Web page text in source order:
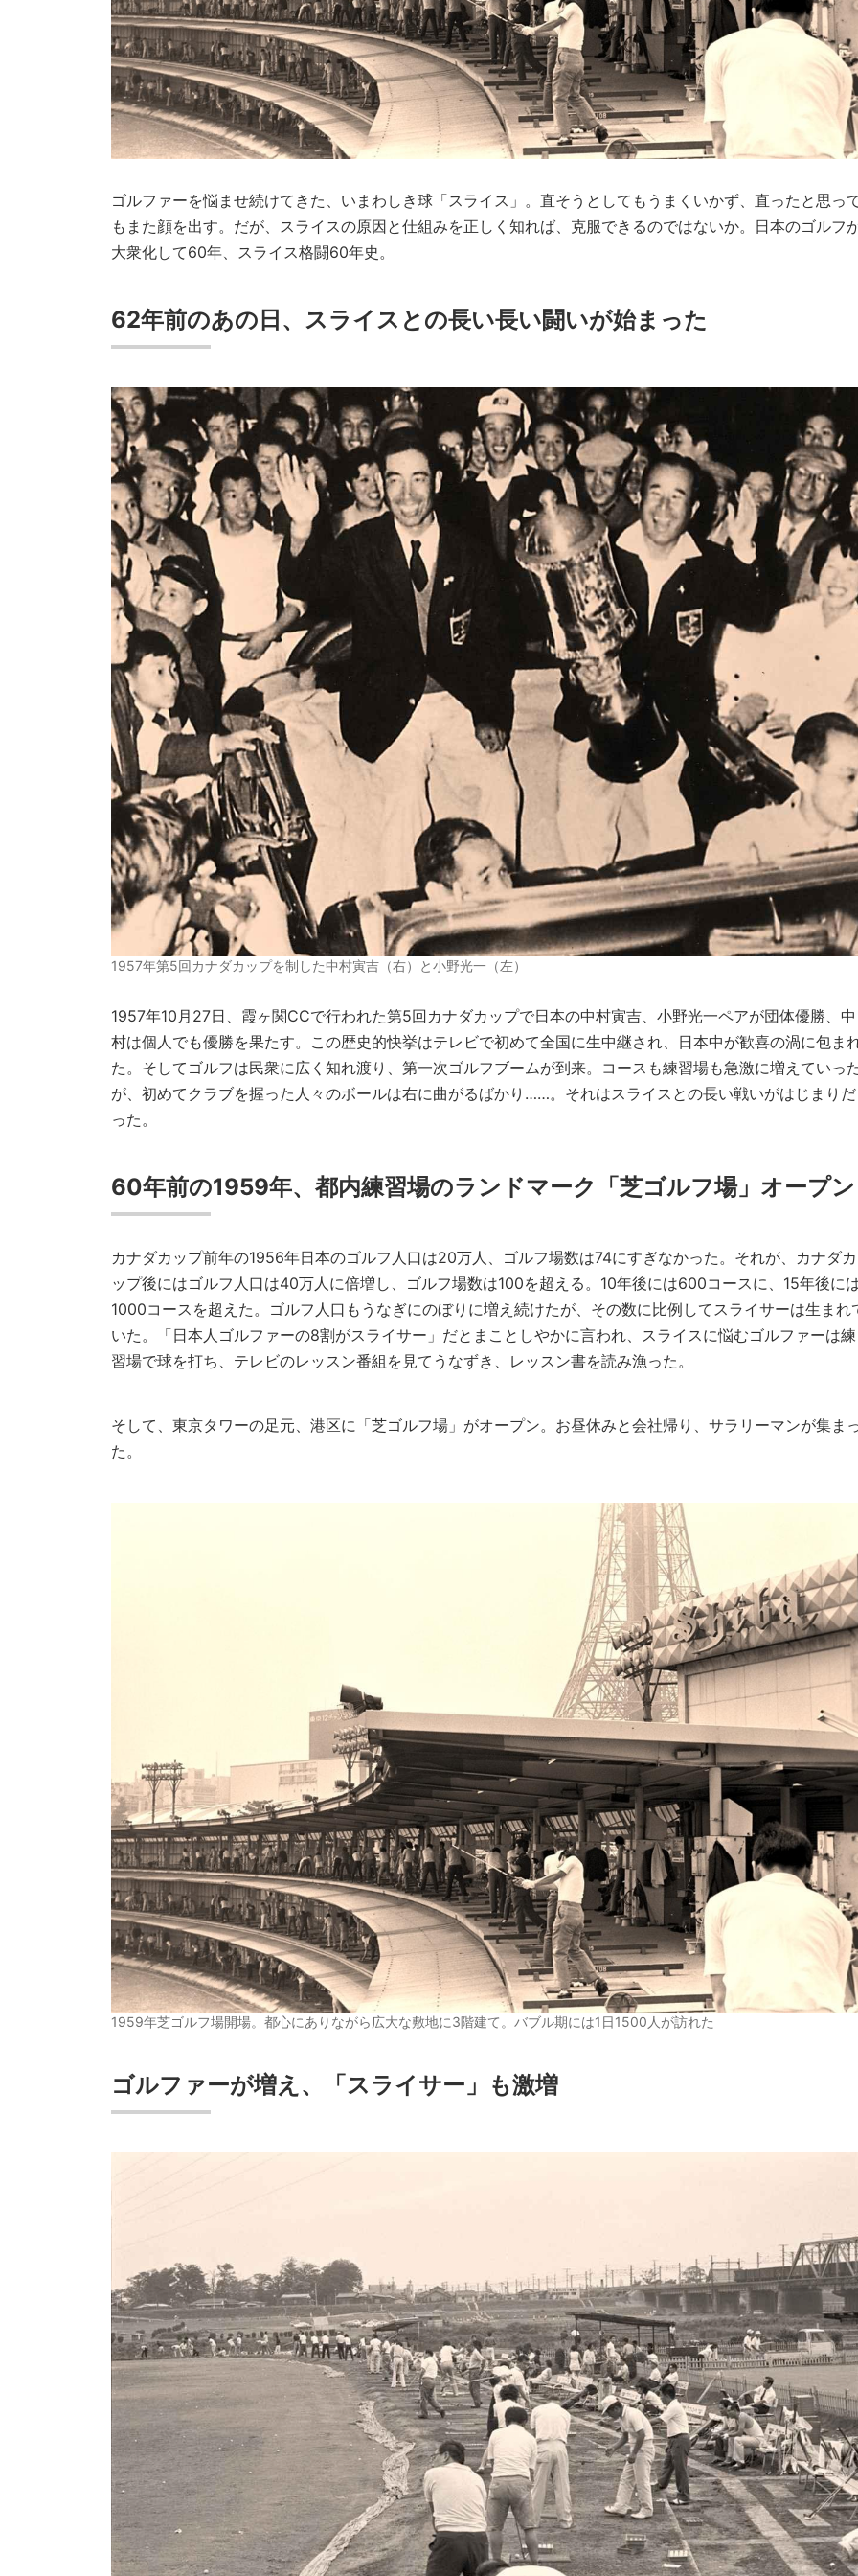
ゴルファーを悩ませ続けてきた、いまわしき球「スライス」。直そうとしてもうまくいかず、直ったと思っ
もまた顔を出す。だが、スライスの原因と仕組みを正しく知れば、克服できるのではないか。日本のゴルフ
大衆化して60年、スライス格闘60年史。
62年前のあの日、スライスとの長い長い闘いが始まった
1957年第5回カナダカップを制した中村寅吉（右）と小野光一（左）
1957年10月27日、霞ヶ関CCで行われた第5回カナダカップで日本の中村寅吉、小野光一ペアが団体優勝、中
村は個人でも優勝を果たす。この歴史的快挙はテレビで初めて全国に生中継され、日本中が歓喜の渦に包ま
た。そしてゴルフは民衆に広く知れ渡り、第一次ゴルフブームが到来。コースも練習場も急激に増えていっ
が、初めてクラブを握った人々のボールは右に曲がるばかり……。それはスライスとの長い戦いがはじまりだ
った。
60年前の1959年、都内練習場のランドマーク「芝ゴルフ場」オープン
カナダカップ前年の1956年日本のゴルフ人口は20万人、ゴルフ場数は74にすぎなかった。それが、カナダカ
ップ後にはゴルフ人口は40万人に倍増し、ゴルフ場数は100を超える。10年後には600コースに、15年後に
1000コースを超えた。ゴルフ人口もうなぎにのぼりに増え続けたが、その数に比例してスライサーは生まれ
いた。「日本人ゴルファーの8割がスライサー」だとまことしやかに言われ、スライスに悩むゴルファーは練
習場で球を打ち、テレビのレッスン番組を見てうなずき、レッスン書を読み漁った。
そして、東京タワーの足元、港区に「芝ゴルフ場」がオープン。お昼休みと会社帰り、サラリーマンが集ま
た。
1959年芝ゴルフ場開場。都心にありながら広大な敷地に3階建て。バブル期には1日1500人が訪れた
ゴルファーが増え、「スライサー」も激増